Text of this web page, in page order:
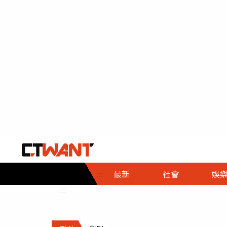
::: 最新 社會
社會首頁
時事
調查
娛樂
娛樂首頁
即時
財經首頁
熱線
政